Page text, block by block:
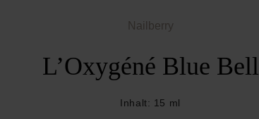
Nailberry
L’Oxygéné Blue Bell
Inhalt: 15 ml